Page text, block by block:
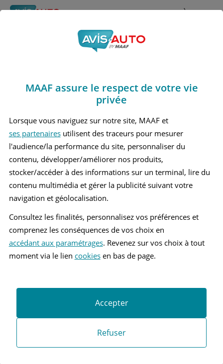
Rechercher À propos
Obtenir un devis d'assurance auto MAAF
Avis Opel Crossland
OPEL CROSSLAND 1 PETIT SUV
Vous recherchez une
assurance automobile ?
Obtenez vos devis MAAF
MAAF assure le respect de votre vie
privée
Lorsque vous naviguez sur notre site, MAAF et
ses partenairesutilisent des traceurs pour mesurer
l'audience/la performance du site, personnaliser du
contenu, développer/améliorer nos produits,
stocker/accéder à des informations sur un terminal, lire du
contenu multimédia et gérer la publicité suivant votre
navigation et géolocalisation.
Consultez les finalités, personnalisez vos préférences et
comprenez les conséquences de vos choix en
accédant aux paramétrages. Revenez sur vos choix à tout
moment via le lien cookiesen bas de page.
Refuser
Accepter